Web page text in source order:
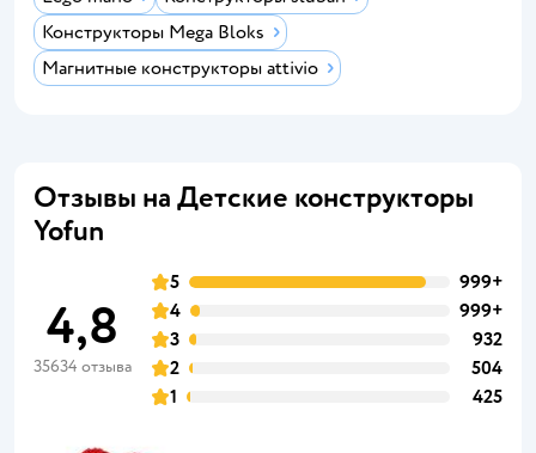
Конструкторы Mega Bloks
Магнитные конструкторы attivio
Отзывы на Детские конструкторы
Yofun
4,8
35634 отзыва
5
999+
4
999+
3
932
2
504
1
425